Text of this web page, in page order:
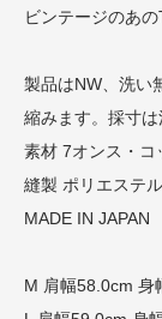
ビンテージのあ
製品はNW、洗い
縮みます。採寸は
素材 7オンス・コ
縫製 ポリエステ
MADE IN JAPAN
M 肩幅58.0cm 身